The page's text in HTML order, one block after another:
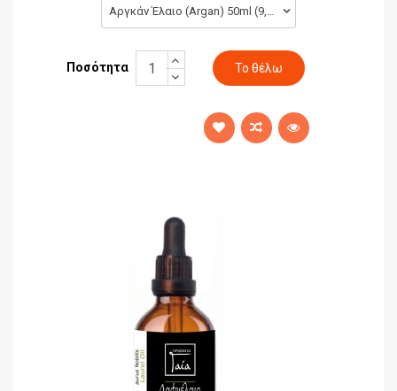
Αργκάν Έλαιο (Argan) 50ml (9,50 €)
Ποσότητα